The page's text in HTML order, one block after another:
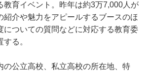
教育イベント。昨年は約3万7,000人が
紹介や魅力をアピールするブースのほ
についての質問などに対応する教育委
る。
公立高校、私立高校の所在地、特